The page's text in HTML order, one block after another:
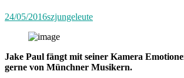
24/05/2016szjungeleute
Jake Paul fängt mit seiner Kamera
gerne von Münchner Musikern.